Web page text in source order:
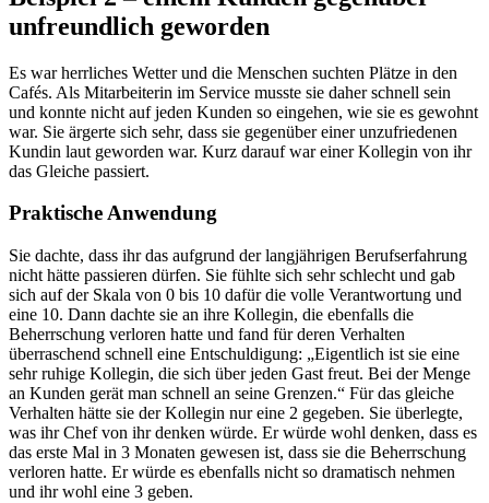
unfreundlich geworden
Es war herrliches Wetter und die Menschen suchten Plätze in den
Cafés. Als Mitarbeiterin im Service musste sie daher schnell sein
und konnte nicht auf jeden Kunden so eingehen, wie sie es gewohnt
war. Sie ärgerte sich sehr, dass sie gegenüber einer unzufriedenen
Kundin laut geworden war. Kurz darauf war einer Kollegin von ihr
das Gleiche passiert.
Praktische Anwendung
Sie dachte, dass ihr das aufgrund der langjährigen Berufserfahrung
nicht hätte passieren dürfen. Sie fühlte sich sehr schlecht und gab
sich auf der Skala von 0 bis 10 dafür die volle Verantwortung und
eine 10. Dann dachte sie an ihre Kollegin, die ebenfalls die
Beherrschung verloren hatte und fand für deren Verhalten
überraschend schnell eine Entschuldigung: „Eigentlich ist sie eine
sehr ruhige Kollegin, die sich über jeden Gast freut. Bei der Menge
an Kunden gerät man schnell an seine Grenzen.“ Für das gleiche
Verhalten hätte sie der Kollegin nur eine 2 gegeben. Sie überlegte,
was ihr Chef von ihr denken würde. Er würde wohl denken, dass es
das erste Mal in 3 Monaten gewesen ist, dass sie die Beherrschung
verloren hatte. Er würde es ebenfalls nicht so dramatisch nehmen
und ihr wohl eine 3 geben.